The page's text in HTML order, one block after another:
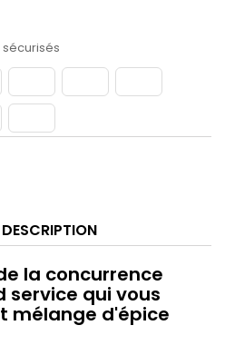
sécurisés
DESCRIPTION
la concurrence
service qui vous
mélange d'épice